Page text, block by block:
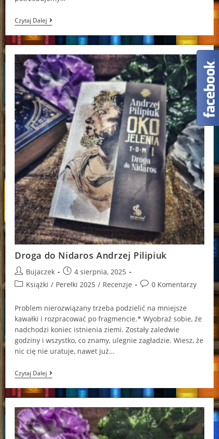
Czytaj DalejNa
Co
Czekasz,
Kochanie?
Daws
Droga do Nidaros Andrzej Pilipiuk
Post
author:
Bujaczek
Post
published:
4 sierpnia, 2025
PostKsiążki / Perełki 2025 / Recenzje
Post0 Komentarzy
Problem nierozwiązany trzeba podzielić na mniejsze
kawałki i rozpracować po fragmencie.* Wyobraź sobie, że
nadchodzi koniec istnienia ziemi. Zostały zaledwie
godziny i wszystko, co znamy, ulegnie zagładzie. Wiesz, że
nic cię nie uratuje, nawet już…
Czytaj DalejDroga
Do
Nidaros
Andrzej